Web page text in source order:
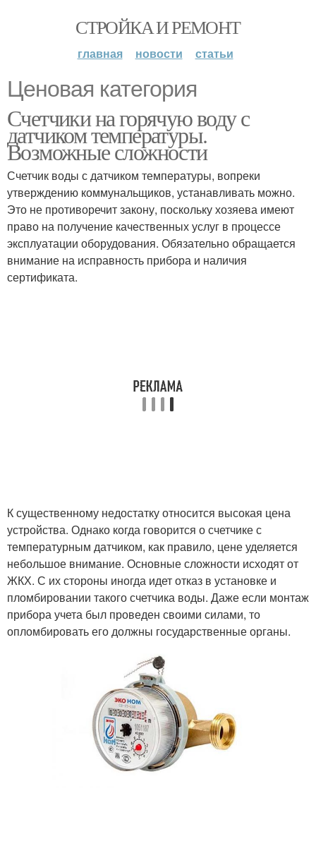
СТРОЙКА И РЕМОНТ
главная новости статьи
Ценовая категория
Счетчики на горячую воду с
датчиком температуры.
Возможные сложности
Счетчик воды с датчиком температуры, вопреки
утверждению коммунальщиков, устанавливать можно.
Это не противоречит закону, поскольку хозяева имеют
право на получение качественных услуг в процессе
эксплуатации оборудования. Обязательно обращается
внимание на исправность прибора и наличия
сертификата.
К существенному недостатку относится высокая цена
устройства. Однако когда говорится о счетчике с
температурным датчиком, как правило, цене уделяется
небольшое внимание. Основные сложности исходят от
ЖКХ. С их стороны иногда идет отказ в установке и
пломбировании такого счетчика воды. Даже если монтаж
прибора учета был проведен своими силами, то
опломбировать его должны государственные органы.